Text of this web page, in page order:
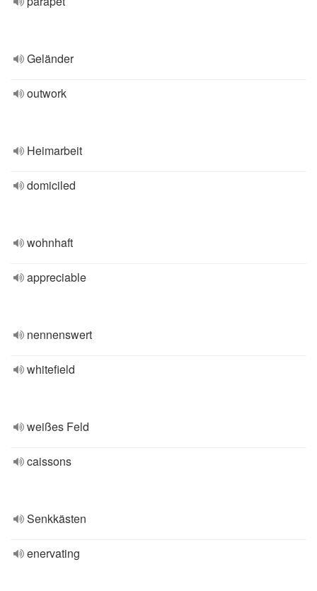
Geländer
outwork
Heimarbeit
domiciled
wohnhaft
appreciable
nennenswert
whitefield
weißes Feld
caissons
Senkkästen
enervating